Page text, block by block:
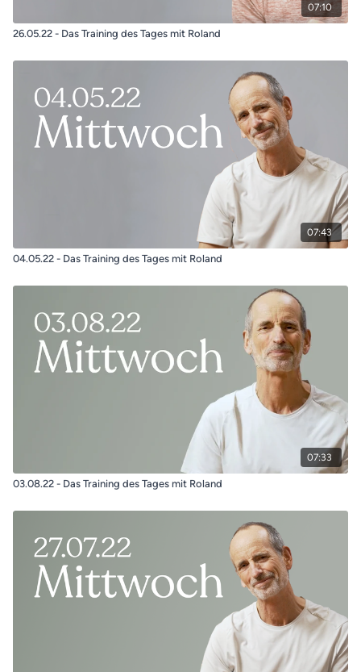
07:10
26.05.22 - Das Training des Tages mit Roland
07:43
04.05.22 - Das Training des Tages mit Roland
07:33
03.08.22 - Das Training des Tages mit Roland